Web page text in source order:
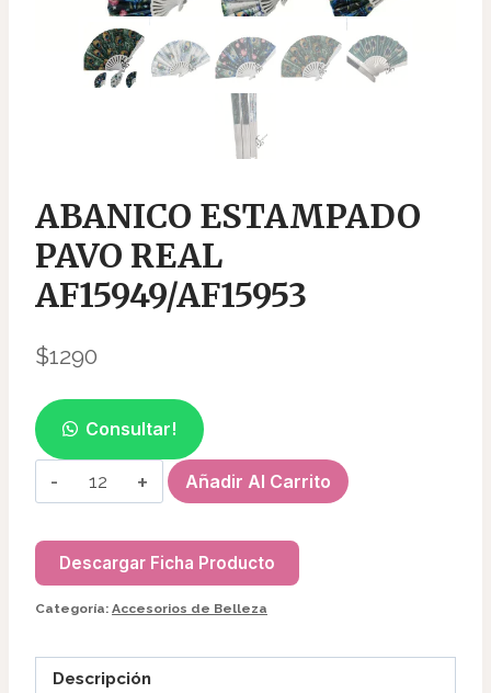
ABANICO ESTAMPADO
PAVO REAL
AF15949/AF15953
$1290
Consultar!
ABANICO
ESTAMPADO
REAL
AF15949/AF15953
cantidad
Añadir Al Carrito
Descargar Ficha Producto
Categoría: Accesorios de Belleza
Descripción